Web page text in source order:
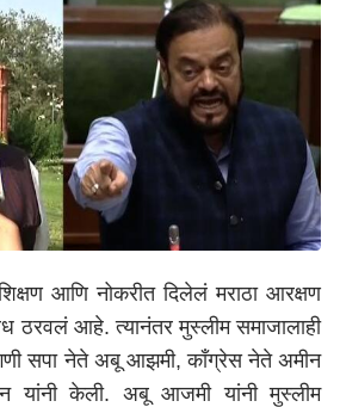
आणि नोकरीत दिलेलं मराठा आरक्षण
ठरवलं आहे. त्यानंतर मुस्लीम समाजालाही
सपा नेते अबू आझमी, काँग्रेस नेते अमीन
यांनी केली. अबू आजमी यांनी मुस्लीम